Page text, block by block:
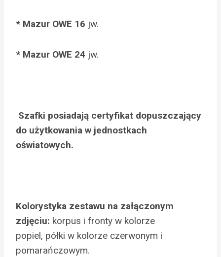
* Mazur OWE 16 jw.
* Mazur OWE 24 jw.
Szafki posiadają certyfikat dopuszczający
do użytkowania w jednostkach
oświatowych.
Kolorystyka zestawu na załączonym
zdjęciu: korpus i fronty w kolorze
popiel, półki w kolorze czerwonym i
pomarańczowym.